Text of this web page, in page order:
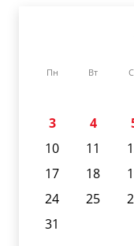
Пн Вт
3
4
10
11
17
18
24
25
31